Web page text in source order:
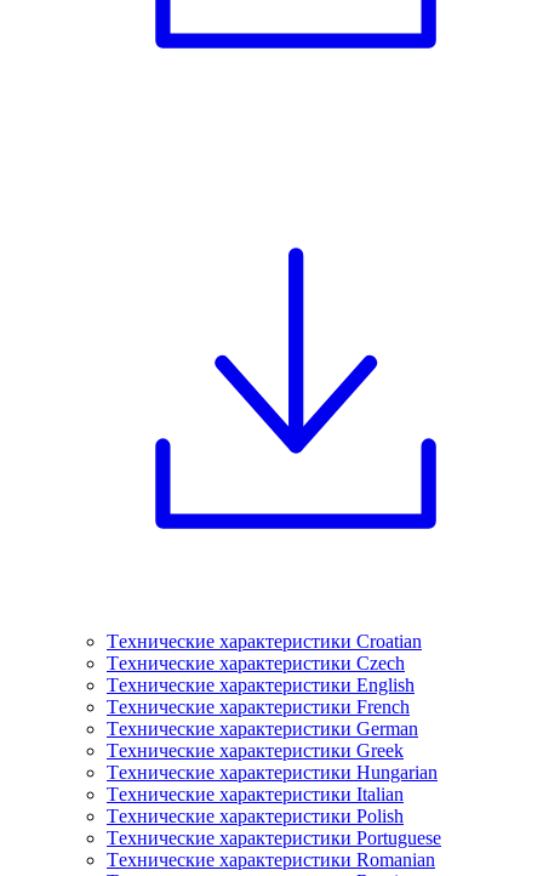
Tехнические характеристики Croatian
Tехнические характеристики Czech
Tехнические характеристики English
Tехнические характеристики French
Tехнические характеристики German
Tехнические характеристики Greek
Tехнические характеристики Hungarian
Tехнические характеристики Italian
Tехнические характеристики Polish
Tехнические характеристики Portuguese
Tехнические характеристики Romanian